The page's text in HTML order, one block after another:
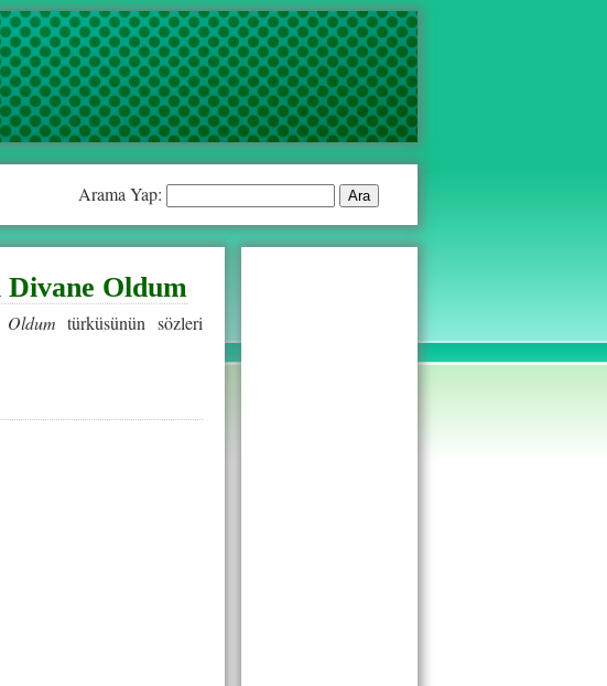
Arama Yap:
Divane Oldum
türküsünün sözleri